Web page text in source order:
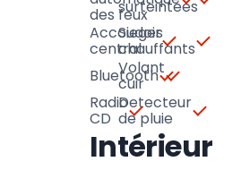
des feuxsurteintees
Accoudoir
central
Sieges
chauffants
Bluetooth
Volant
cuir
Radio
CD
Detecteur
de pluie
Intérieur